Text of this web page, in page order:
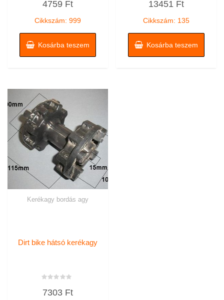
0
4759 Ft
Cikkszám: 999
Kosárba teszem
0
13451 Ft
Cikkszám: 135
Kosárba teszem
Kerékagy bordás agy
Dirt bike hátsó kerékagy
0
7303 Ft